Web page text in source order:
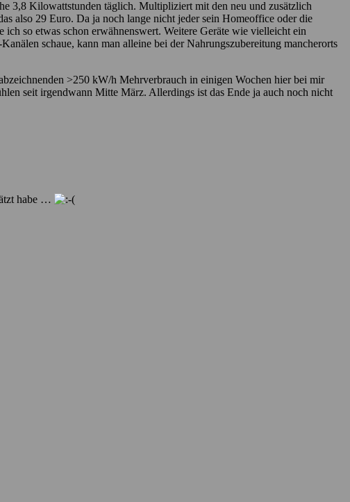
3,8 Kilowattstunden täglich. Multipliziert mit den neu und zusätzlich
also 29 Euro. Da ja noch lange nicht jeder sein Homeoffice oder die
so etwas schon erwähnenswert. Weitere Geräte wie vielleicht ein
schaue, kann man alleine bei der Nahrungszubereitung mancherorts
>250 kW/h Mehrverbrauch in einigen Wochen hier bei mir
seit irgendwann Mitte März. Allerdings ist das Ende ja auch noch nicht
habe …